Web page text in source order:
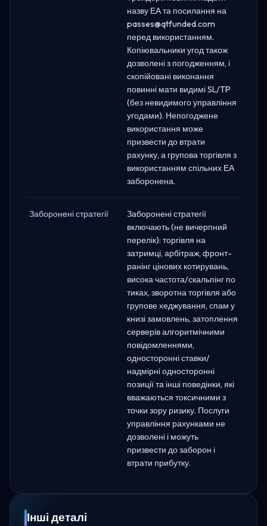
назву ЕА та посилання на
passes@qtfunded.com
перед використанням.
Копіювальники угод також
дозволені з погодженням, і
скопійовані виконання
повинні мати видимі SL/TP
(без невидимого управління
угодами). Непогоджене
використання може
призвести до втрати
рахунку, а групова торгівля з
використанням спільних ЕА
заборонена.
Заборонені стратегії
Заборонені стратегії
включають (не вичерпний
перелік): торгівля на
затримці, арбітраж, фронт-
ранінг цінових котирувань,
висока частота/скальпінг по
тиках, зворотна торгівля або
групове хеджування, спам у
книзі замовлень, затоплення
серверів алгоритмічними
повідомленнями,
односторонні ставки/
надмірні односторонні
позиції та інші поведінки, які
вважаються токсичними з
точки зору ризику. Послуги
управління рахунками не
дозволені і можуть
призвести до заборон і
втрати прибутку.
Інші деталі